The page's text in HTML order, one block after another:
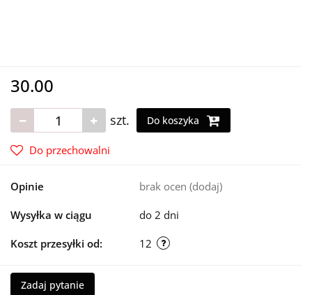
30.00
szt. Do koszyka
Do przechowalni
Opinie brak ocen (dodaj)
Wysyłka w ciągu do 2 dni
Koszt przesyłki od: 12
Zadaj pytanie